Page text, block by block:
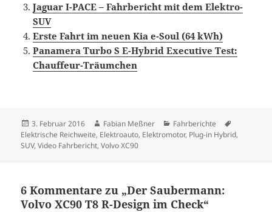
Jaguar I-PACE – Fahrbericht mit dem Elektro-
SUV
Erste Fahrt im neuen Kia e-Soul (64 kWh)
Panamera Turbo S E-Hybrid Executive Test:
Chauffeur-Träumchen
Veröffentlicht
am
3. Februar 2016 Autor
Fabian Meßner Kategorien
Fahrberichte
Elektrische Reichweite, Elektroauto, Elektromotor, Plug-in Hybrid,
SUV,Video Fahrbericht,Volvo XC90
6 Kommentare zu „Der Saubermann:
Volvo XC90 T8 R-Design im Check“